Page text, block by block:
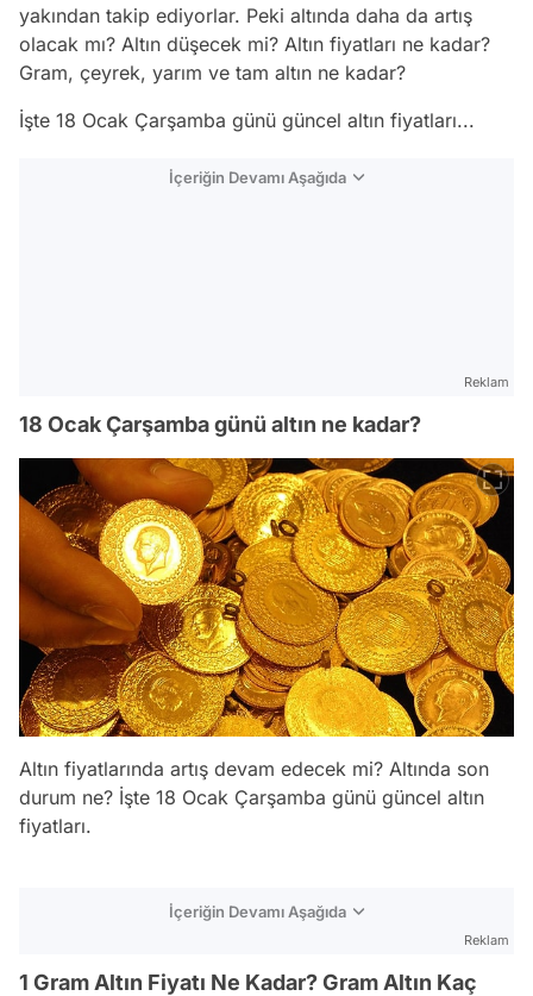
yakından takip ediyorlar. Peki altında daha da artış
olacak mı? Altın düşecek mi? Altın fiyatları ne kadar?
Gram, çeyrek, yarım ve tam altın ne kadar?
İşte 18 Ocak Çarşamba günü güncel altın fiyatları...
İçeriğin Devamı Aşağıda
Reklam
18 Ocak Çarşamba günü altın ne kadar?
Altın fiyatlarında artış devam edecek mi? Altında son
durum ne? İşte 18 Ocak Çarşamba günü güncel altın
fiyatları.
İçeriğin Devamı Aşağıda
Reklam
1 Gram Altın Fiyatı Ne Kadar? Gram Altın Kaç